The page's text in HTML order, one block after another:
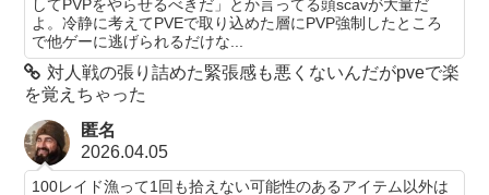
してPVPをやらせるべきだ」とか言ってる頭scavが大量だ
よ。冷静に考えてPVEで取り込めた層にPVP強制したところ
で他ゲーに逃げられるだけな...
対人戦の張り詰めた緊張感も悪くないんだがpveで楽
を覚えちゃった
匿名
2026.04.05
100レイド漁って1回も拾えない可能性のあるアイテム以外は